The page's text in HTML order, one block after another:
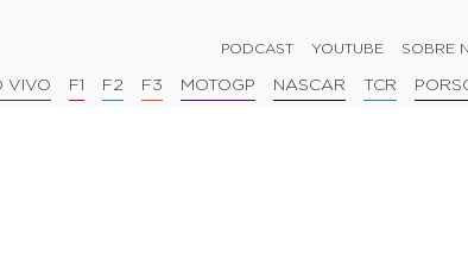
PODCAST YOUTUBE SOBRE
VIVO F1 F2 F3 MOTOGP NASCAR TCR